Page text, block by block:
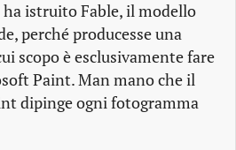
istruito Fable, il modello
perché producesse una
scopo è esclusivamente fare
Paint. Man mano che il
dipinge ogni fotogramma